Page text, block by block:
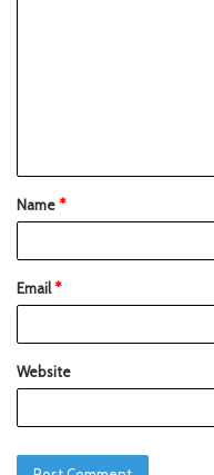
Name*
Email*
Website